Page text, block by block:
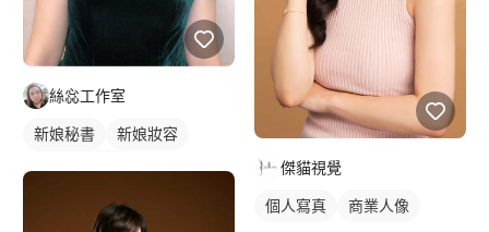
絲惢工作室
新娘秘書
新娘妝容
傑貓視覺
個人寫真 商業人像